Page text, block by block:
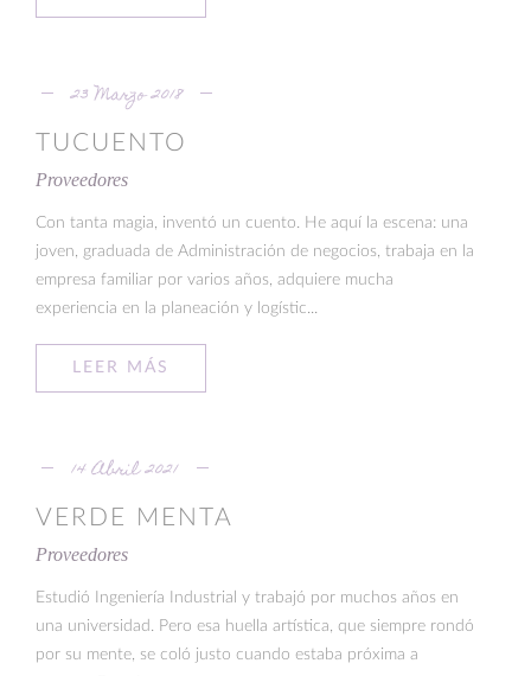
23 Marzo 2018
TUCUENTO
Proveedores
Con tanta magia, inventó un cuento. He aquí la escena: una
joven, graduada de Administración de negocios, trabaja en la
empresa familiar por varios años, adquiere mucha
experiencia en la planeación y logístic...
LEER MÁS
14 Abril 2021
VERDE MENTA
Proveedores
Estudió Ingeniería Industrial y trabajó por muchos años en
una universidad. Pero esa huella artística, que siempre rondó
por su mente, se coló justo cuando estaba próxima a